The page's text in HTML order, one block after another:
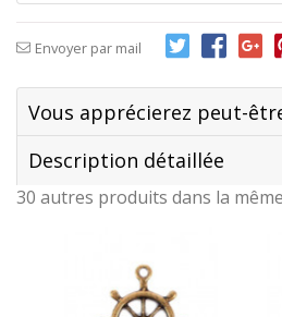
Envoyer par mail
Vous apprécierez peut-
Description détaillée
30 autres produits dans la